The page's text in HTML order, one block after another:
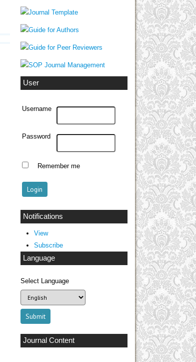
User
Username
Password
Remember me
Notifications
View
Subscribe
Language
Select Language
Journal Content